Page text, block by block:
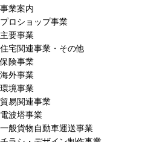
事業案内
プロショップ事業
主要事業
住宅関連事業・その他
保険事業
海外事業
環境事業
貿易関連事業
電波塔事業
一般貨物自動車運送事業